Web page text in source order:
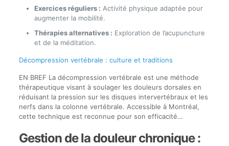
Exercices réguliers : Activité physique adaptée pour
augmenter la mobilité.
Thérapies alternatives : Exploration de l’acupuncture
et de la méditation.
Décompression vertébrale : culture et traditions
EN BREF La décompression vertébrale est une méthode
thérapeutique visant à soulager les douleurs dorsales en
réduisant la pression sur les disques intervertébraux et les
nerfs dans la colonne vertébrale. Accessible à Montréal,
cette technique est reconnue pour son efficacité…
Gestion de la douleur chronique :